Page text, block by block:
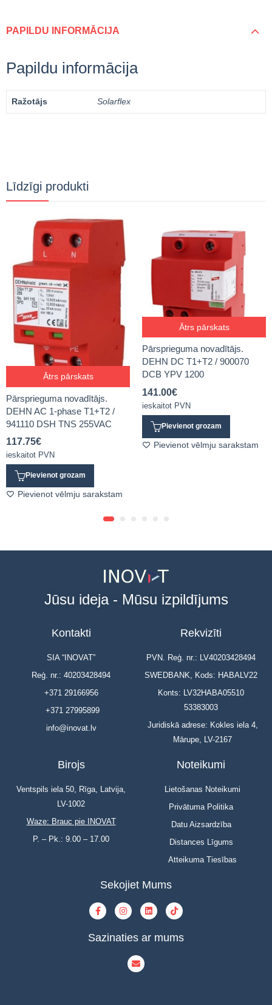
PAPILDU INFORMĀCIJA
Papildu informācija
Ražotājs Solarflex
Līdzīgi produkti
Ātrs pārskats
Pārsprieguma novadītājs.
DEHN AC 1-phase T1+T2 /
941110 DSH TNS 255VAC
117.75€
ieskaitot PVN
Pievienot grozam
Pievienot vēlmju sarakstam
Ātrs pārskats
Pārsprieguma novadītājs.
DEHN DC T1+T2 / 900070
DCB YPV 1200
141.00€
ieskaitot PVN
Pievienot grozam
Pievienot vēlmju sarakstam
Jūsu ideja - Mūsu izpildījums
Kontakti
SIA “INOVAT”
Reģ. nr.: 40203428494
+371 29166956
+371 27995899
info@inovat.lv
Rekvizīti
PVN. Reģ. nr.: LV40203428494
SWEDBANK, Kods: HABALV22
Konts: LV32HABA05510
53383003
Juridiskā adrese: Kokles iela 4,
Mārupe, LV-2167
Birojs
Ventspils iela 50, Rīga, Latvija,
LV-1002
Waze: Brauc pie INOVAT
P. – Pk.: 9.00 – 17.00
Noteikumi
Lietošanas Noteikumi
Privātuma Politika
Datu Aizsardzība
Distances Līgums
Atteikuma Tiesības
Sekojiet Mums
Sazinaties ar mums